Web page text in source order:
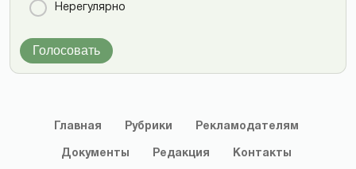
Нерегулярно
Голосовать
Главная Рубрики Рекламодателям
Документы Редакция Контакты